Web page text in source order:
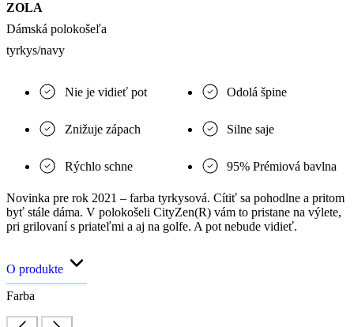
ZOLA
Dámská polokošeľa
tyrkys/navy
Nie je vidieť pot Odolá špine
Znižuje zápach Silne saje
Rýchlo schne 95% Prémiová bavlna
Novinka pre rok 2021 – farba tyrkysová. Cítiť sa pohodlne a pritom
byť stále dáma. V polokošeli CityZen(R) vám to pristane na výlete,
pri grilovaní s priateľmi a aj na golfe. A pot nebude vidieť.
O produkte
Farba